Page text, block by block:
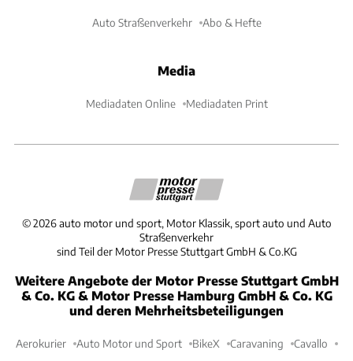
Auto Straßenverkehr Abo & Hefte
Media
Mediadaten Online Mediadaten Print
©2026 auto motor und sport, Motor Klassik, sport auto und Auto
Straßenverkehr
sind Teil der Motor Presse Stuttgart GmbH & Co.KG
Weitere Angebote der Motor Presse Stuttgart GmbH
& Co. KG & Motor Presse Hamburg GmbH & Co. KG
und deren Mehrheitsbeteiligungen
Aerokurier Auto Motor und Sport BikeX Caravaning Cavallo